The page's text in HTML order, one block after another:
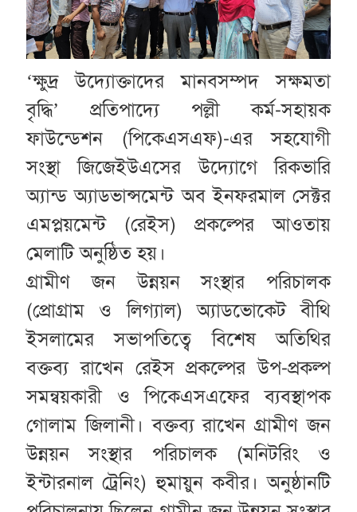
‘ক্ষুদ্র উদ্যোক্তাদের মানবসম্পদ সক্ষমতা
বৃদ্ধি’ প্রতিপাদ্যে পল্লী কর্ম-সহায়ক
ফাউন্ডেশন (পিকেএসএফ)-এর সহযোগী
সংস্থা জিজেইউএসের উদ্যোগে রিকভারি
অ্যান্ড অ্যাডভান্সমেন্ট অব ইনফরমাল সেক্টর
এমপ্লয়মেন্ট (রেইস) প্রকল্পের আওতায়
মেলাটি অনুষ্ঠিত হয়।
গ্রামীণ জন উন্নয়ন সংস্থার পরিচালক
(প্রোগ্রাম ও লিগ্যাল) অ্যাডভোকেট বীথি
ইসলামের সভাপতিত্বে বিশেষ অতিথির
বক্তব্য রাখেন রেইস প্রকল্পের উপ-প্রকল্প
সমন্বয়কারী ও পিকেএসএফের ব্যবস্থাপক
গোলাম জিলানী। বক্তব্য রাখেন গ্রামীণ জন
উন্নয়ন সংস্থার পরিচালক (মনিটরিং ও
ইন্টারনাল ট্রেনিং) হুমায়ুন কবীর। অনুষ্ঠানটি